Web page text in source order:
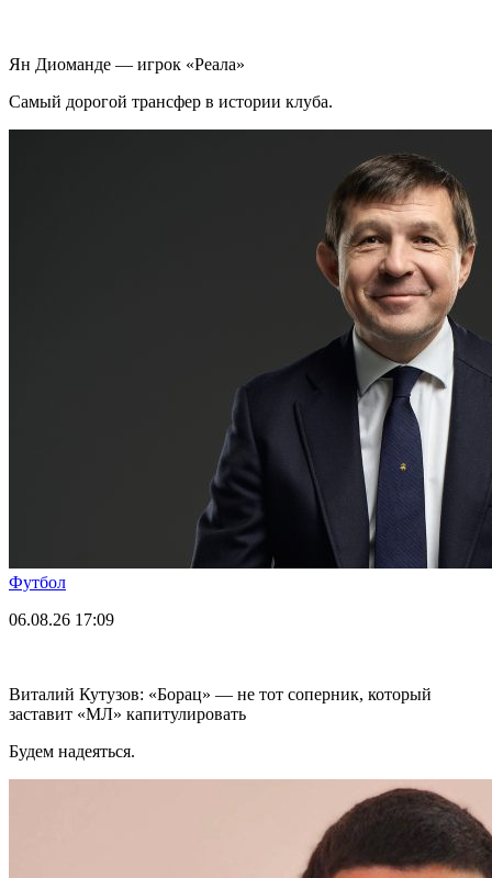
Ян Диоманде — игрок «Реала»
Самый дорогой трансфер в истории клуба.
Футбол
06.08.26 17:09
Виталий Кутузов: «Борац» — не тот соперник, который
заставит «МЛ» капитулировать
Будем надеяться.